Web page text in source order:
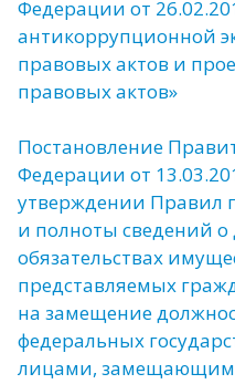
Федерации от
антикоррупционной
правовых актов и
правовых актов»
Постановление
Федерации от
утверждении Правил
и полноты сведений
обязательствах
представляемых
на замещение
федеральных
лицами,